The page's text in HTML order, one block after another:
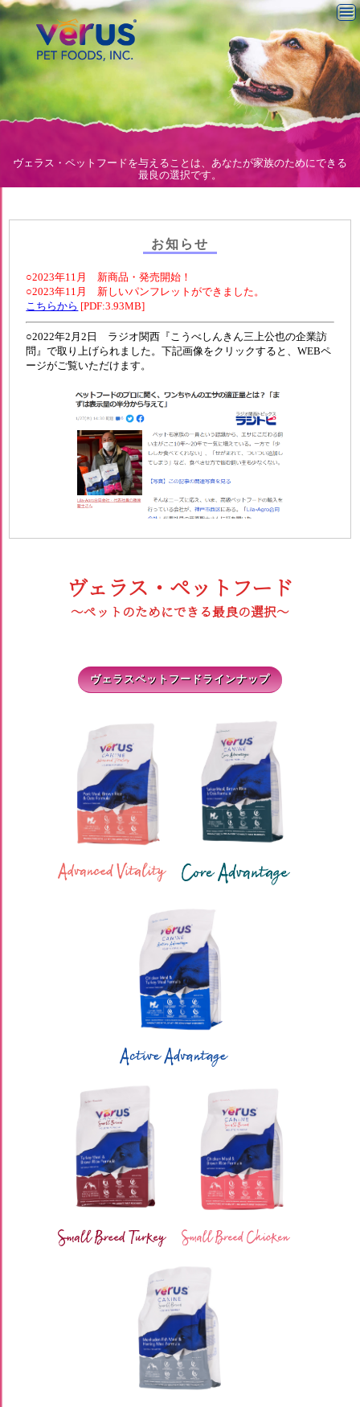
ヴェラス・ペットフードを与えることは、あなたが家族のためにできる
最良の選択です。
お知らせ
○2023年11月 新商品・発売開始！
○2023年11月 新しいパンフレットができました。
こちらから [PDF:3.93MB]
○2022年2月2日 ラジオ関西『こうべしんきん三上公也の企業訪
問』で取り上げられました。下記画像をクリックすると、WEBペ
ージがご覧いただけます。
ヴェラス・ペットフード
～ペットのためにできる最良の選択～
ヴェラスペットフードラインナップ
menu